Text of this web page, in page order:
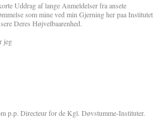
af lange Anmeldelser fra ansete
som mine ved min Gjerning her paa Institutet
Deres Højvelbaarenhed.
jeg
p.p. Directeur for de Kgl. Døvstumme-Instituter.